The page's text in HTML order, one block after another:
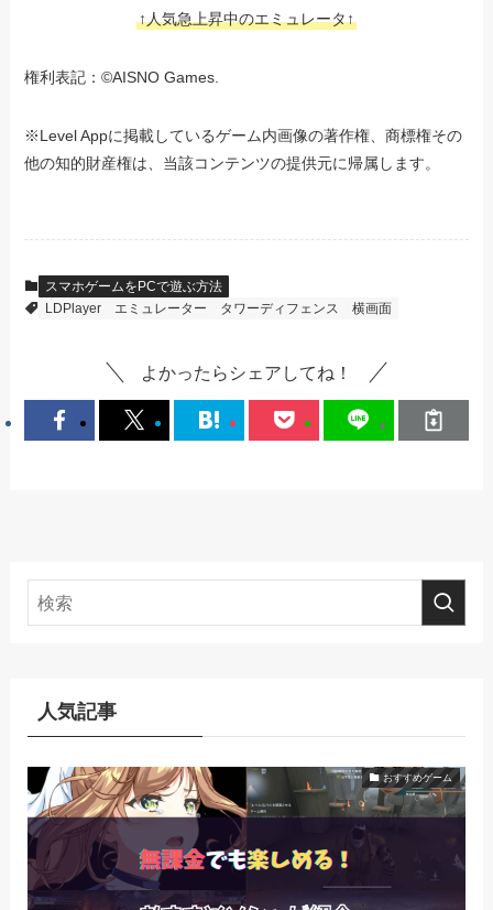
↑人気急上昇中のエミュレータ↑
権利表記：©AISNO Games.
※Level Appに掲載しているゲーム内画像の著作権、商標権その
他の知的財産権は、当該コンテンツの提供元に帰属します。
スマホゲームをPCで遊ぶ方法
LDPlayer
エミュレーター タワーディフェンス 横画面
よかったらシェアしてね！
人気記事
おすすめゲーム